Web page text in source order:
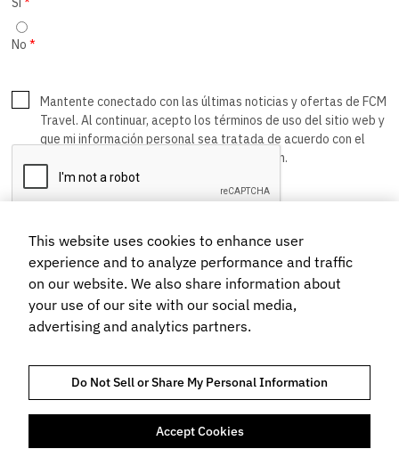
This website uses cookies to enhance user
experience and to analyze performance and traffic
on our website. We also share information about
your use of our site with our social media,
advertising and analytics partners.
Do Not Sell or Share My Personal Information
Accept Cookies